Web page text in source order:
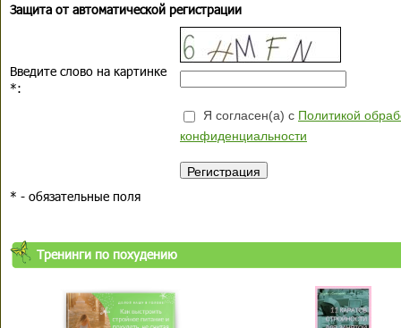
Защита от автоматической регистрации
Введите слово на картинке
*:
Я согласен(а) с Политикой
конфиденциальности
* - обязательные поля
Тренинги по похудению